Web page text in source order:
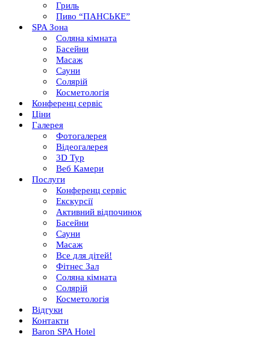
Гриль
Пиво “ПАНСЬКЕ”
SPA Зона
Соляна кімната
Басейни
Масаж
Сауни
Солярій
Косметологія
Конференц сервіс
Ціни
Галерея
Фотогалерея
Відеогалерея
3D Тур
Веб Камери
Послуги
Конференц сервіс
Екскурсії
Активний відпочинок
Басейни
Сауни
Масаж
Все для дітей!
Фітнес Зал
Соляна кімната
Солярій
Косметологія
Відгуки
Контакти
Baron SPA Hotel